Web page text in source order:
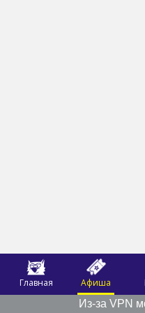
Главная Афиша
Из-за VPN